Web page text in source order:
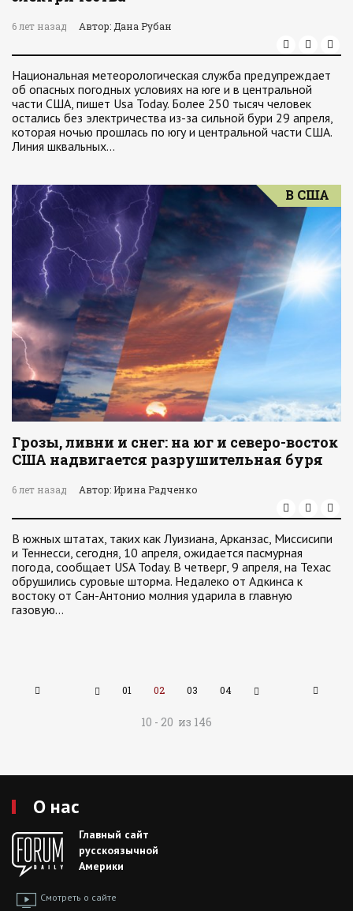
6 лет назад Автор: Дана Рубан
Национальная метеорологическая служба предупреждает
об опасных погодных условиях на юге и в центральной
части США, пишет Usa Today. Более 250 тысяч человек
остались без электричества из-за сильной бури 29 апреля,
которая ночью прошлась по югу и центральной части США.
Линия шквальных…
В США
Грозы, ливни и снег: на юг и северо-восток
США надвигается разрушительная буря
6 лет назад Автор: Ирина Радченко
В южных штатах, таких как Луизиана, Арканзас, Миссисипи
и Теннесси, сегодня, 10 апреля, ожидается пасмурная
погода, сообщает USA Today. В четверг, 9 апреля, на Техас
обрушились суровые шторма. Недалеко от Адкинса к
востоку от Сан-Антонио молния ударила в главную
газовую…
01 02 03 04
10 - 20 из 146
О нас
Главный сайт
русскоязычной
Америки
Смотреть о сайте